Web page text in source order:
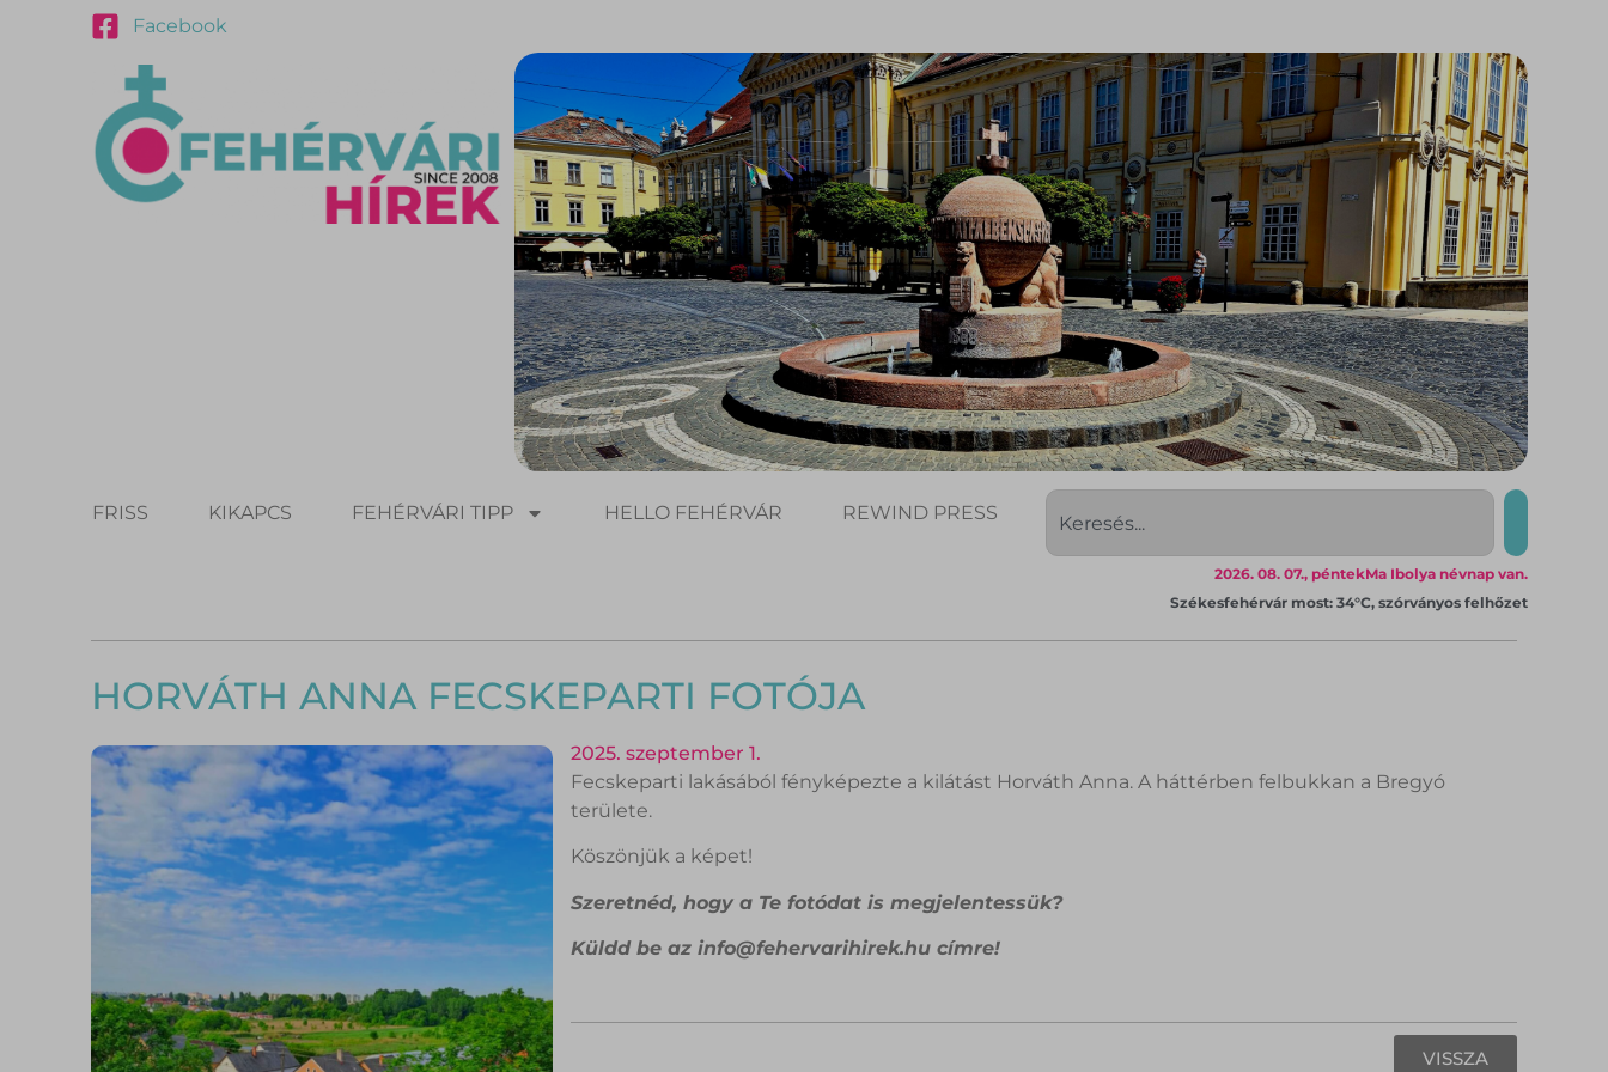
Facebook
FRISS KIKAPCS FEHÉRVÁRI TIPP HELLO FEHÉRVÁR REWIND PRESS
Ma Ibolya névnap van.
2026. 08. 07., péntek
Székesfehérvár most: 34°C, szórványos felhőzet
HORVÁTH ANNA FECSKEPARTI FOTÓJA
2025. szeptember 1.
Fecskeparti lakásából fényképezte a kilátást Horváth Anna. A háttérben felbukkan a Bregyó
területe.
Köszönjük a képet!
Szeretnéd, hogy a Te fotódat is megjelentessük?
Küldd be az info@fehervarihirek.hu címre!
VISSZA